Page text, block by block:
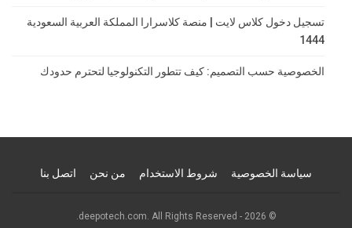
تسجيل دخول كلاس لايت | منصة كلاسرارا المملكة العربية السعودية
1444
الخصوصية حسب التصميم: كيف تتطور التكنولوجيا لتحترم حدودك
سياسة الخصوصية شروط الاستخدام من نحن اتصل بنا
© 2026 - deepotech.com. All Rights Reserved.